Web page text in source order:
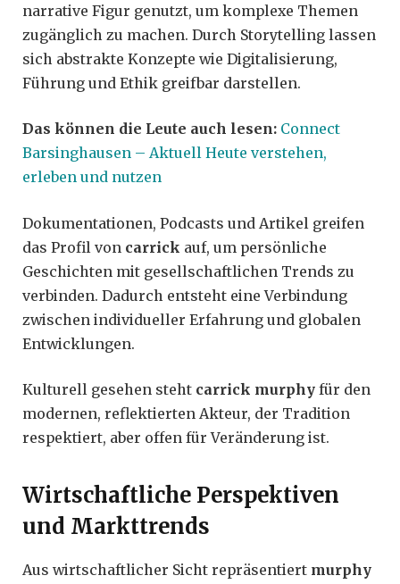
narrative Figur genutzt, um komplexe Themen
zugänglich zu machen. Durch Storytelling lassen
sich abstrakte Konzepte wie Digitalisierung,
Führung und Ethik greifbar darstellen.
Das können die Leute auch lesen: Connect
Barsinghausen – Aktuell Heute verstehen,
erleben und nutzen
Dokumentationen, Podcasts und Artikel greifen
das Profil von carrick auf, um persönliche
Geschichten mit gesellschaftlichen Trends zu
verbinden. Dadurch entsteht eine Verbindung
zwischen individueller Erfahrung und globalen
Entwicklungen.
Kulturell gesehen steht carrick murphy für den
modernen, reflektierten Akteur, der Tradition
respektiert, aber offen für Veränderung ist.
Wirtschaftliche Perspektiven
und Markttrends
Aus wirtschaftlicher Sicht repräsentiert murphy